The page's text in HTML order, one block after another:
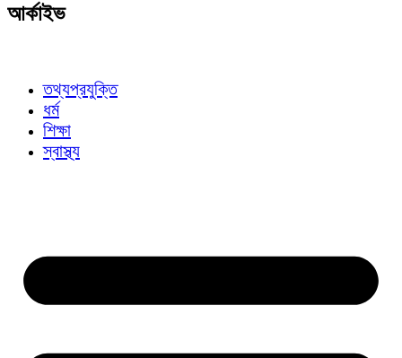
আর্কাইভ
তথ্যপ্রযুক্তি
ধর্ম
শিক্ষা
স্বাস্থ্য